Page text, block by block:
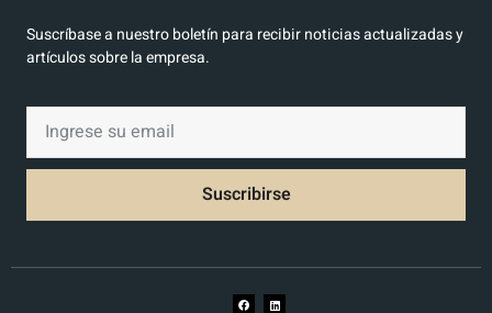
Suscríbase a nuestro boletín para recibir noticias actualizadas y
artículos sobre la empresa.
Suscribirse